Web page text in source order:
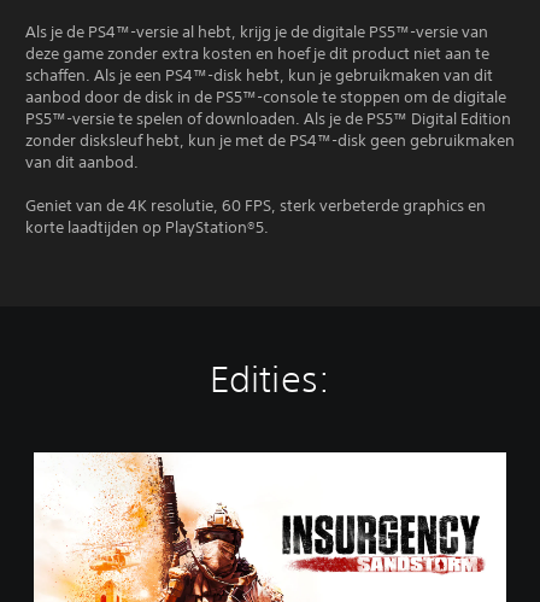
Als je de PS4™-versie al hebt, krijg je de digitale PS5™-versie van
deze game zonder extra kosten en hoef je dit product niet aan te
schaffen. Als je een PS4™-disk hebt, kun je gebruikmaken van dit
aanbod door de disk in de PS5™-console te stoppen om de digitale
PS5™-versie te spelen of downloaden. Als je de PS5™ Digital Edition
zonder disksleuf hebt, kun je met de PS4™-disk geen gebruikmaken
van dit aanbod.
Geniet van de 4K resolutie, 60 FPS, sterk verbeterde graphics en
korte laadtijden op PlayStation®5.
Edities:
a